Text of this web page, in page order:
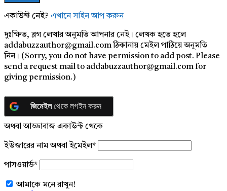
একাউন্ট নেই? এখানে সাইন আপ করুন
দুঃক্ষিত, ব্লগ লেখার অনুমতি আপনার নেই। লেখক হতে হলে
addabuzzauthor@gmail.com ঠিকানায় মেইল পাঠিয়ে অনুমতি
নিন। (Sorry, you do not have permission to add post. Please
send a request mail to addabuzzauthor@gmail.com for
giving permission.)
জিমেইলথেকে লগইন করুন
অথবা আড্ডাবাজ একাউন্ট থেকে
ইউজারের নাম অথবা ইমেইল*
পাসওয়ার্ড*
আমাকে মনে রাখুন!